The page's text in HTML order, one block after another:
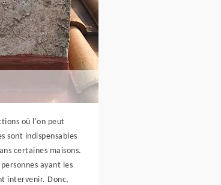
où l'on peut
sont indispensables
certaines maisons.
ayant les
intervenir. Donc,